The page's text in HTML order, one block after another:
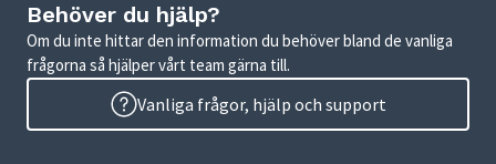
Behöver du hjälp?
Om du inte hittar den information du behöver bland de vanliga
frågorna så hjälper vårt team gärna till.
Vanliga frågor, hjälp och support